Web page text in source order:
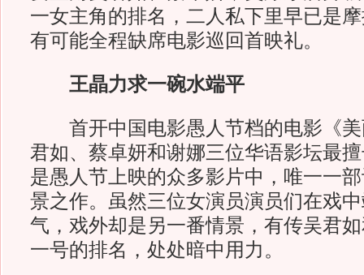
一女主角的排名，二人私下里早已是
有可能全程缺席电影巡回首映礼。
王晶力求一碗水端平
首开中国电影愚人节档的电影《美
君如、蔡卓妍和谢娜三位华语影坛最
是愚人节上映的众多影片中，唯一一
景之作。虽然三位女演员演员们在戏
气，戏外却是另一番情景，有传吴君
一号的排名，处处暗中用力。